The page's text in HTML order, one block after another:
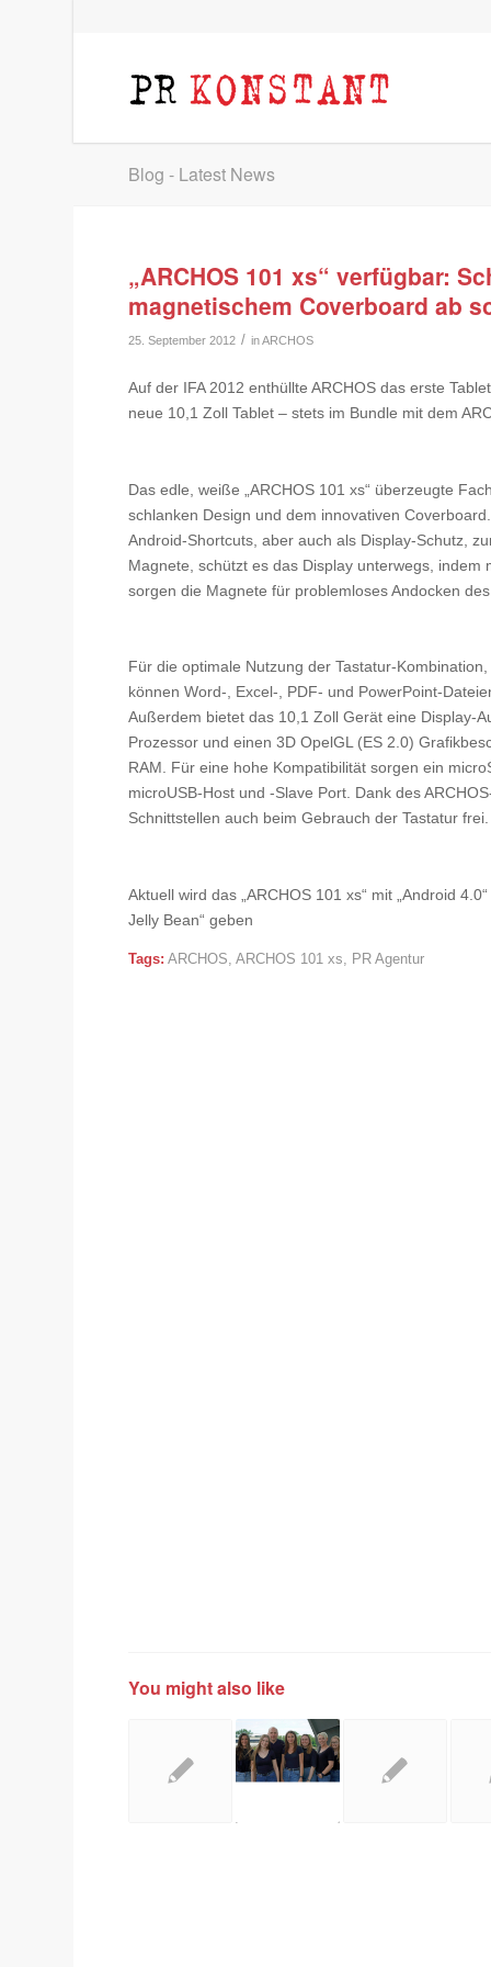
Blog - Latest News
„ARCHOS 101 xs“ verfügbar:
magnetischem Coverboard ab
25. September 2012 / inARCHOS
Auf der IFA 2012 enthüllte ARCHOS das erste
neue 10,1 Zoll Tablet – stets im Bundle mit dem
Das edle, weiße „ARCHOS 101 xs“ überzeugte
schlanken Design und dem innovativen
Android-Shortcuts, aber auch als Display-Schutz,
Magnete, schützt es das Display unterwegs,
sorgen die Magnete für problemloses Andocken des
Für die optimale Nutzung der Tastatur-
können Word-, Excel-, PDF- und PowerPoint-
Außerdem bietet das 10,1 Zoll Gerät eine Display-
Prozessor und einen 3D OpelGL (ES 2.0)
RAM. Für eine hohe Kompatibilität sorgen ein
microUSB-Host und -Slave Port. Dank des
Schnittstellen auch beim Gebrauch der Tastatur
Aktuell wird das „ARCHOS 101 xs“ mit „Android
Jelly Bean“ geben
Tags: ARCHOS,ARCHOS 101 xs, PR Agentur
You might also like